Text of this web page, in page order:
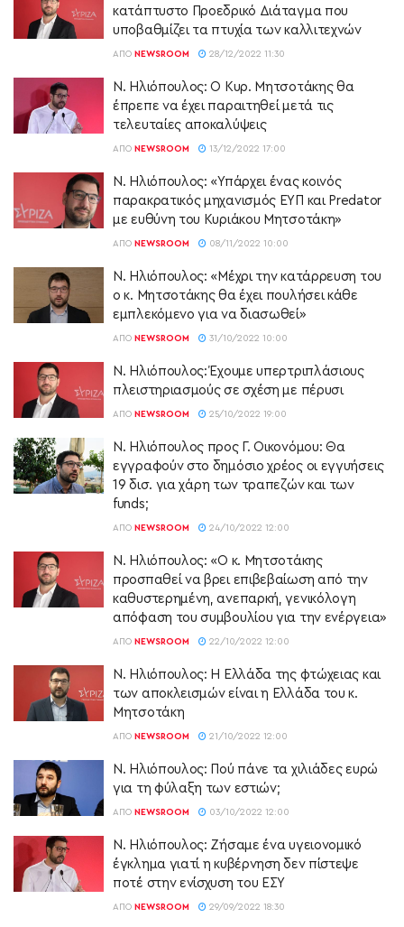
κατάπτυστο Προεδρικό Διάταγμα που
υποβαθμίζει τα πτυχία των καλλιτεχνών
ΑΠΌ NEWSROOM 28/12/2022 11:30
Ν. Ηλιόπουλος: Ο Κυρ. Μητσοτάκης θα
έπρεπε να έχει παραιτηθεί μετά τις
τελευταίες αποκαλύψεις
ΑΠΌ NEWSROOM 13/12/2022 17:00
Ν. Ηλιόπουλος: «Υπάρχει ένας κοινός
παρακρατικός μηχανισμός ΕΥΠ και Predator
με ευθύνη του Κυριάκου Μητσοτάκη»
ΑΠΌ NEWSROOM 08/11/2022 10:00
Ν. Ηλιόπουλος: «Μέχρι την κατάρρευση του
ο κ. Μητσοτάκης θα έχει πουλήσει κάθε
εμπλεκόμενο για να διασωθεί»
ΑΠΌ NEWSROOM 31/10/2022 10:00
Ν. Ηλιόπουλος: Έχουμε υπερτριπλάσιους
πλειστηριασμούς σε σχέση με πέρυσι
ΑΠΌ NEWSROOM 25/10/2022 19:00
Ν. Ηλιόπουλος προς Γ. Οικονόμου: Θα
εγγραφούν στο δημόσιο χρέος οι εγγυήσεις
19 δισ. για χάρη των τραπεζών και των
funds;
ΑΠΌ NEWSROOM 24/10/2022 12:00
Ν. Ηλιόπουλος: «Ο κ. Μητσοτάκης
προσπαθεί να βρει επιβεβαίωση από την
καθυστερημένη, ανεπαρκή, γενικόλογη
απόφαση του συμβουλίου για την ενέργεια»
ΑΠΌ NEWSROOM 22/10/2022 12:00
Ν. Ηλιόπουλος: Η Ελλάδα της φτώχειας και
των αποκλεισμών είναι η Ελλάδα του κ.
Μητσοτάκη
ΑΠΌ NEWSROOM 21/10/2022 12:00
Ν. Ηλιόπουλος: Πού πάνε τα χιλιάδες ευρώ
για τη φύλαξη των εστιών;
ΑΠΌ NEWSROOM 03/10/2022 12:00
Ν. Ηλιόπουλος: Ζήσαμε ένα υγειονομικό
έγκλημα γιατί η κυβέρνηση δεν πίστεψε
ποτέ στην ενίσχυση του ΕΣΥ
ΑΠΌ NEWSROOM 29/09/2022 18:30